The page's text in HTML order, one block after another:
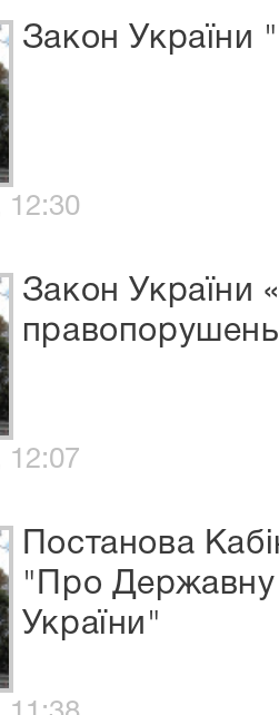
Закон України
12:30
Закон України
12:07
Постанова
"Про Державну
України"